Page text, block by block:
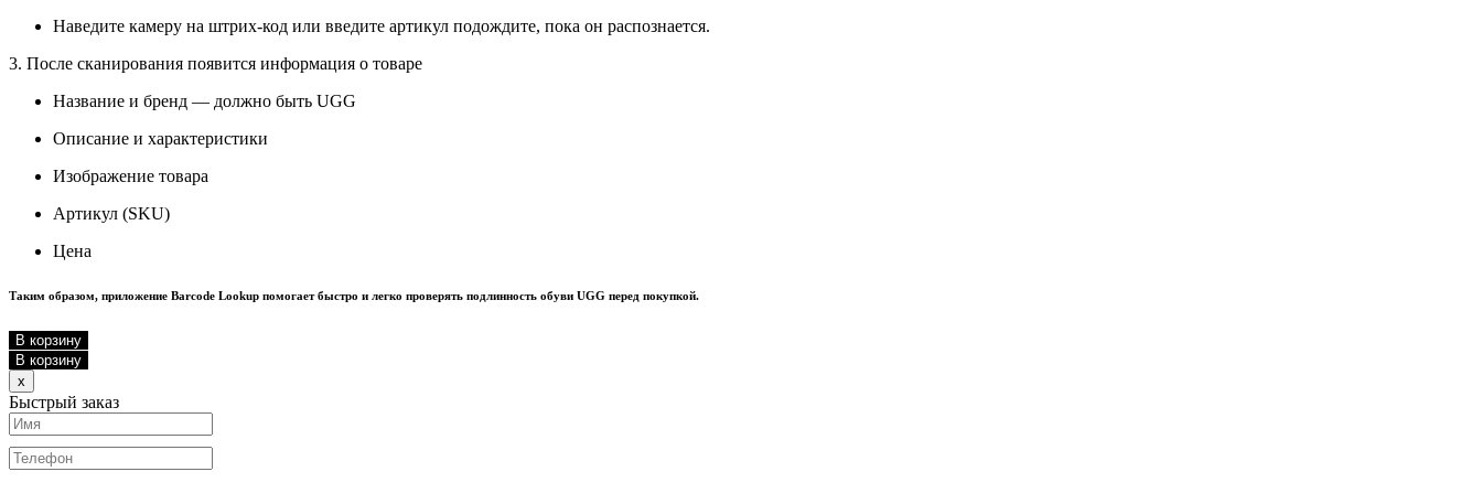
Наведите камеру на штрих-код или введите артикул подождите, пока он распознается.
3. После сканирования появится информация о товаре
Название и бренд — должно быть UGG
Описание и характеристики
Изображение товара
Артикул (SKU)
Цена
Таким образом, приложение Barcode Lookup помогает быстро и легко проверять подлинность обуви UGG перед покупкой.
В корзину
В корзину
x
Быстрый заказ